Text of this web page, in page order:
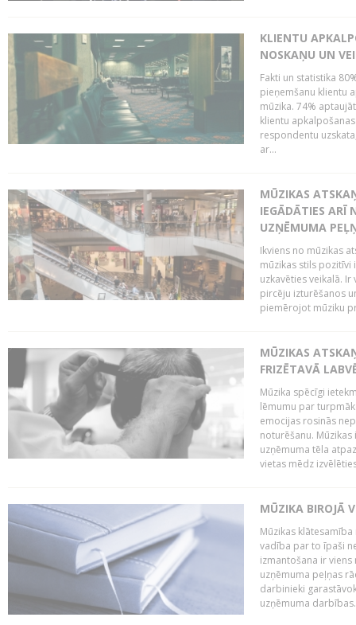
KLIENTU
NOSKAŅU UN
Fakti un statistika
pieņemšanu klientu
mūzika. 74%
klientu
respondentu
ar...
MŪZIKAS
IEGĀDĀTIES ARĪ
UZŅĒMUMA
Ikviens no mūzikas
mūzikas stils pozitīvi
uzkavēties veikalā.
pircēju izturēšanos
piemērojot mūziku
MŪZIKAS
FRIZĒTAVĀ
Mūzika spēcīgi
lēmumu par
emocijas rosinās
noturēšanu.
uzņēmuma tēla
vietas mēdz
MŪZIKA BIROJĀ
Mūzikas
vadība par to īpaši
izmantošana ir
uzņēmuma peļņas
darbinieki
uzņēmuma